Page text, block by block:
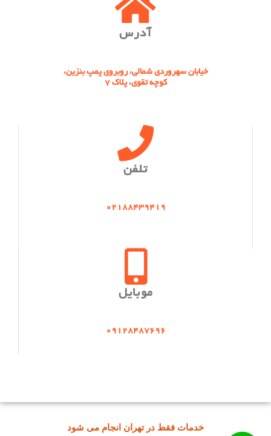
آدرس
خیابان سهروردی شمالی، روبروی پمپ بنزین،
کوچه تقوی، پلاک 7
تلفن
02188439419
موبایل
09128487696
خدمات فقط در تهران انجام می شود